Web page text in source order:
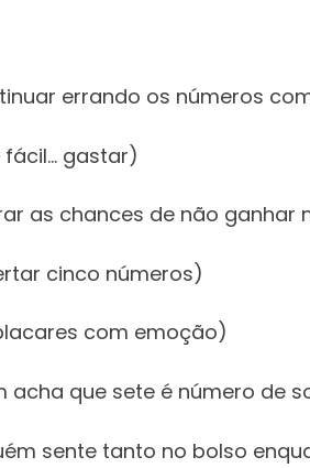
errando os números
fácil… gastar)
as chances de não ganhar
cinco números)
com emoção)
acha que sete é número de
sente tanto no bolso